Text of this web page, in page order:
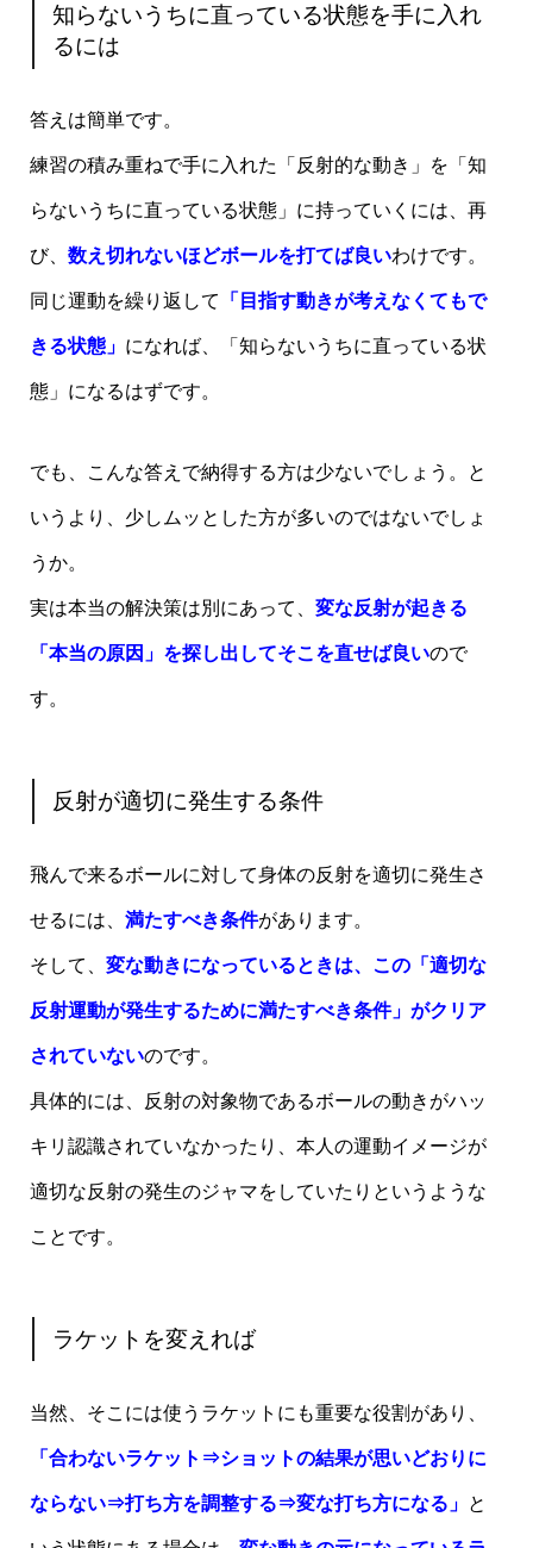
知らないうちに直っている状態を手に入れ
るには
答えは簡単です。
練習の積み重ねで手に入れた「反射的な動き」を「知
らないうちに直っている状態」に持っていくには、再
び、 数え切れないほどボールを打てば良いわけです。
同じ運動を繰り返して 「目指す動きが考えなくてもで
きる状態」 になれば、「知らないうちに直っている状
態」になるはずです。
でも、こんな答えで納得する方は少ないでしょう。と
いうより、少しムッとした方が多いのではないでしょ
うか。
実は本当の解決策は別にあって、 変な反射が起きる
「本当の原因」を探し出してそこを直せば良いので
す。
反射が適切に発生する条件
飛んで来るボールに対して身体の反射を適切に発生さ
せるには、 満たすべき条件があります。
そして、 変な動きになっているときは、この「適切な
反射運動が発生するために満たすべき条件」がクリア
されていないのです。
具体的には、反射の対象物であるボールの動きがハッ
キリ認識されていなかったり、本人の運動イメージが
適切な反射の発生のジャマをしていたりというような
ことです。
ラケットを変えれば
当然、そこには使うラケットにも重要な役割があり、
「合わないラケット⇒ショットの結果が思いどおりに
ならない⇒打ち方を調整する⇒変な打ち方になる」 と